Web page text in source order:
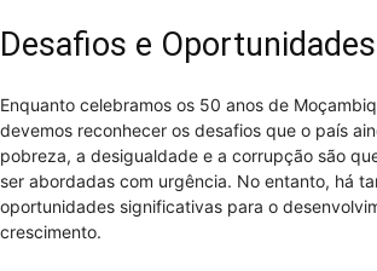
Desafios e
Enquanto celebramos os 50 anos de
devemos reconhecer os desafios que o país
pobreza, a desigualdade e a corrupção são
ser abordadas com urgência. No entanto, há
oportunidades significativas para o
crescimento.